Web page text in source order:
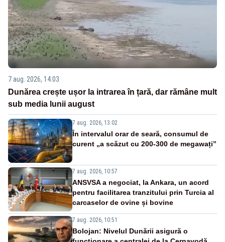
7 aug. 2026, 14:03
Dunărea crește ușor la intrarea în țară, dar rămâne mult
sub media lunii august
7 aug. 2026, 13:02
În intervalul orar de seară, consumul de
curent „a scăzut cu 200-300 de megawați”
7 aug. 2026, 10:57
ANSVSA a negociat, la Ankara, un acord
pentru facilitarea tranzitului prin Turcia al
carcaselor de ovine și bovine
7 aug. 2026, 10:51
Bolojan: Nivelul Dunării asigură o